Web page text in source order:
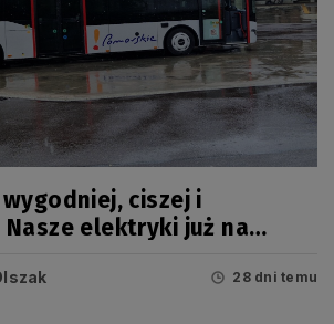
ciszej i
elektryki już na
28 dni temu